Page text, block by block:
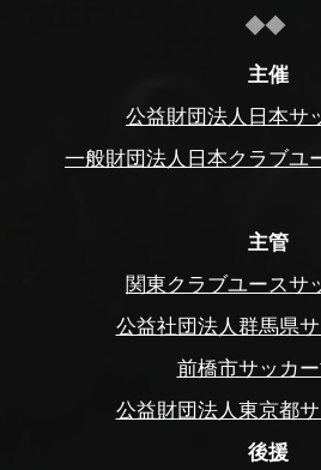
主催
公益財団法人日本サ
一般財団法人日本クラブユ
主管
関東クラブユースサ
公益社団法人群馬県
前橋市サッカ
公益財団法人東京都
後援